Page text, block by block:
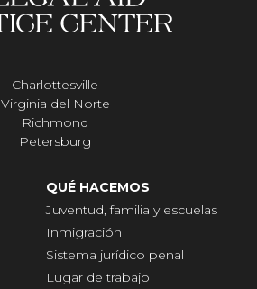
Charlottesville
Virginia del Norte
Richmond
Petersburg
QUÉ HACEMOS
Juventud, familia y escuelas
Inmigración
Sistema jurídico penal
Lugar de trabajo